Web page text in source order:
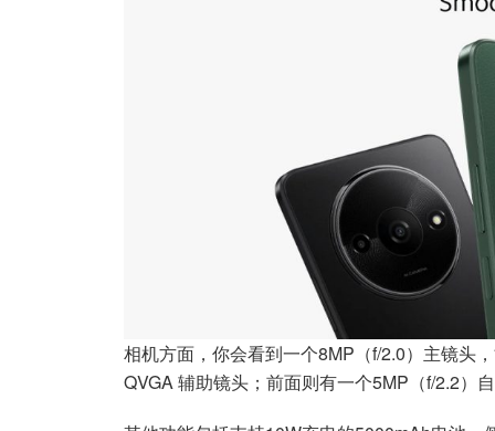
相机方面，你会看到一个8MP（f/2.0）主镜头
QVGA 辅助镜头；前面则有一个5MP（f/2.2）